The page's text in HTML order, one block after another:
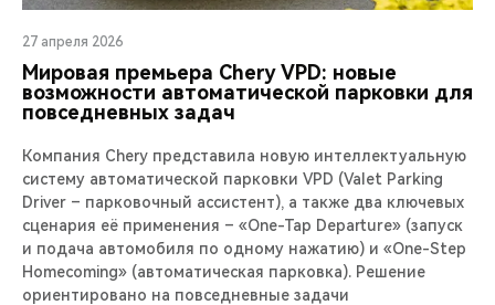
27 апреля 2026
Мировая премьера Chery VPD: новые
возможности автоматической парковки для
повседневных задач
Компания Chery представила новую интеллектуальную
систему автоматической парковки VPD (Valet Parking
Driver – парковочный ассистент), а также два ключевых
сценария её применения – «One-Tap Departure» (запуск
и подача автомобиля по одному нажатию) и «One-Step
Homecoming» (автоматическая парковка). Решение
ориентировано на повседневные задачи